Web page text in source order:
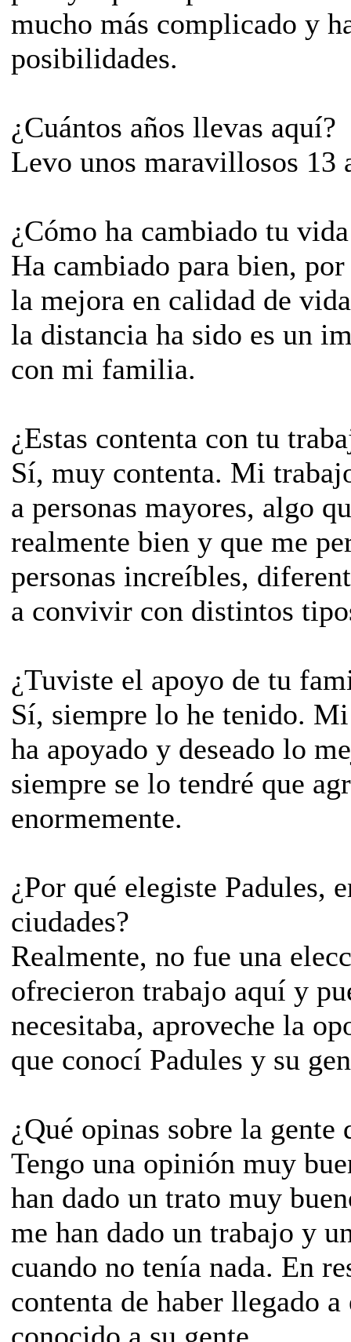
mucho más complicado y
posibilidades.
­¿Cuántos años llevas aquí?
Levo unos maravillosos 13
­¿Cómo ha cambiado tu
Ha cambiado para bien,
la mejora en calidad de
la distancia ha sido es un
con mi familia.
­¿Estas contenta con tu
Sí, muy contenta. Mi
a personas mayores, algo
realmente bien y que me
personas increíbles,
a convivir con distintos
­¿Tuviste el apoyo de tu
Sí, siempre lo he tenido.
ha apoyado y deseado lo
siempre se lo tendré que
enormemente.
­¿Por qué elegiste Padules,
ciudades?
Realmente, no fue una
ofrecieron trabajo aquí y
necesitaba, aproveche la
que conocí Padules y su
­¿Qué opinas sobre la gente
Tengo una opinión muy
han dado un trato muy
me han dado un trabajo y
cuando no tenía nada. En
contenta de haber llegado